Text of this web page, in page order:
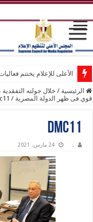
الأعلى للإعلام يختتم
الرئيسية /
قوي فى ظهر الدولة المصرية /
dmc11
. 24 مارس، 2021